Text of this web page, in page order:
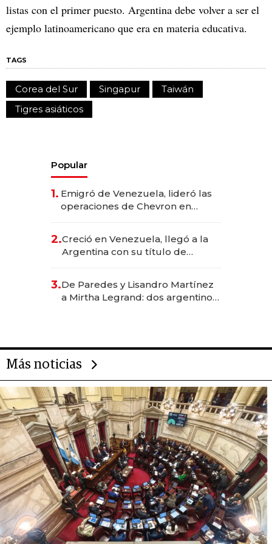
listas con el primer puesto. Argentina debe volver a ser el
ejemplo latinoamericano que era en materia educativa.
TAGS
Corea del Sur Singapur
Taiwán
Tigres asiáticos
Popular
1. Emigró de Venezuela, lideró las
operaciones de Chevron en
2.Creció en Venezuela, llegó a la
Argentina con su título de
las marcas "fast premium"
3.De Paredes y Lisandro Martínez
a Mirtha Legrand: dos argentinos
Más noticias